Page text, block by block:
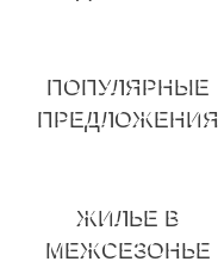
ПОПУЛЯРНЫЕ
ПРЕДЛОЖЕНИЯ
ЖИЛЬЕ В
МЕЖСЕЗОНЬЕ